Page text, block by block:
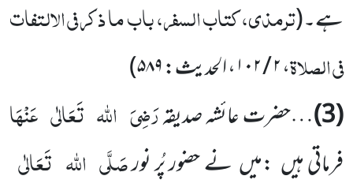
ہے۔(ترمذی، کتاب السفر، باب ما ذکر فی الالتفات
فی الصلاۃ،۲ / ۱۰۲ ، الحدیث:۵۸۹)
(3) …حضرت عائشہ صدیقہرَضِیَ اللہ تَعَالٰی عَنْہَا
فرماتی ہیں :میں نے حضور پُر نورصَلَّی اللہ تَعَالٰی